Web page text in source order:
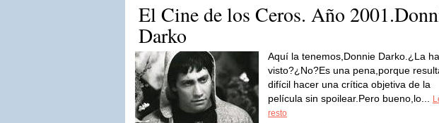
El Cine de los Ceros. Año
Darko
Aquí la tenemos,Donnie Darko.¿La
visto?¿No?Es una pena,porque
difícil hacer una crítica objetiva de la
película sin spoilear.Pero bueno,lo...
resto